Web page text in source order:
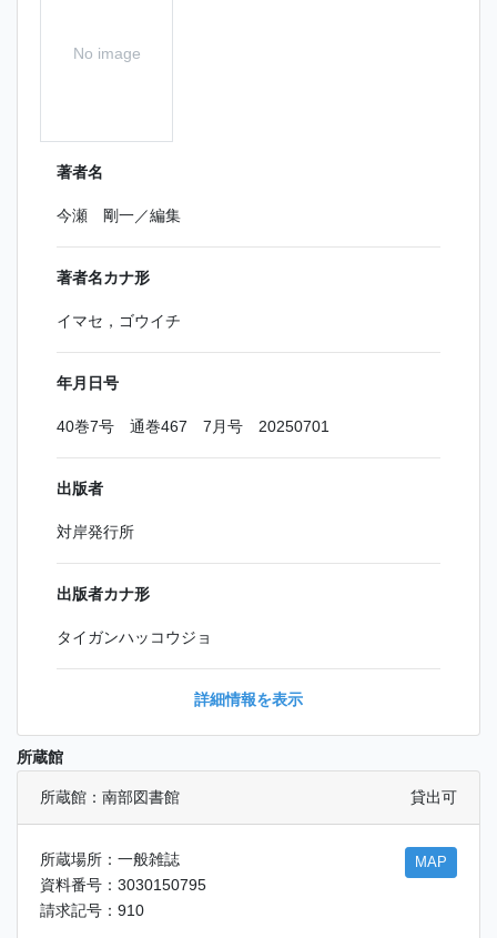
No image
著者名
今瀬 剛一／編集
著者名カナ形
イマセ，ゴウイチ
年月日号
40巻7号 通巻467 7月号 20250701
出版者
対岸発行所
出版者カナ形
タイガンハッコウジョ
詳細情報を表示
所蔵館
所蔵館：南部図書館 貸出可
所蔵場所：一般雑誌
資料番号：3030150795
請求記号：910
MAP